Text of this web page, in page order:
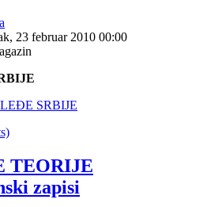
23 februar 2010 00:00
SRBIJE
TEORIJE
zapisi